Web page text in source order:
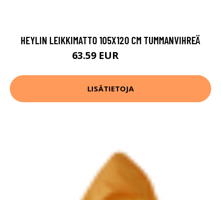
HEYLIN LEIKKIMATTO 105X120 CM TUMMANVIHREÄ
63.59 EUR
LISÄTIETOJA